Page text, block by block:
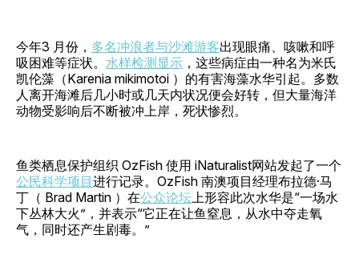
今年3 月份， 多名冲浪者与沙滩游客出现眼痛、咳嗽和呼
吸困难等症状。 水样检测显示 ，这些病症由一种名为米氏
凯伦藻（ Karenia mikimotoi ）的有害海藻水华引起。多数
人离开海滩后几小时或几天内状况便会好转，但大量海洋
动物受影响后不断被冲上岸，死状惨烈。
鱼类栖息保护组织 OzFish 使用 iNaturalist网站发起了一个
公民科学项目进行记录。OzFish 南澳项目经理布拉德·马
丁（ Brad Martin ）在公众论坛上形容此次水华是“一场水
下丛林大火”，并表示“它正在让鱼窒息，从水中夺走氧
气，同时还产生剧毒。”